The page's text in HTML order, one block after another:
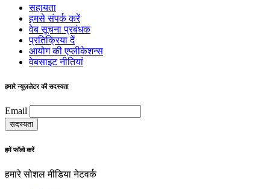
सहायता
हमसे संपर्क करें
वेब सूचना प्रबंधक
प्रतिक्रिया दें
आयोग की एप्लीकेशन्स
वेबसाइट नीतियां
हमारे न्यूज़लेटर की सदस्यता
Email
हमें फॉलो करें
हमारे सोशल मीडिया नेटवर्क